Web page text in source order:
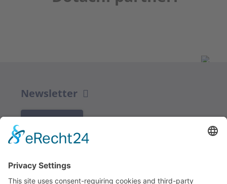
Newsletter
Redakce bbkult.net
Centrum Bavaria Bohemia (CeBB)